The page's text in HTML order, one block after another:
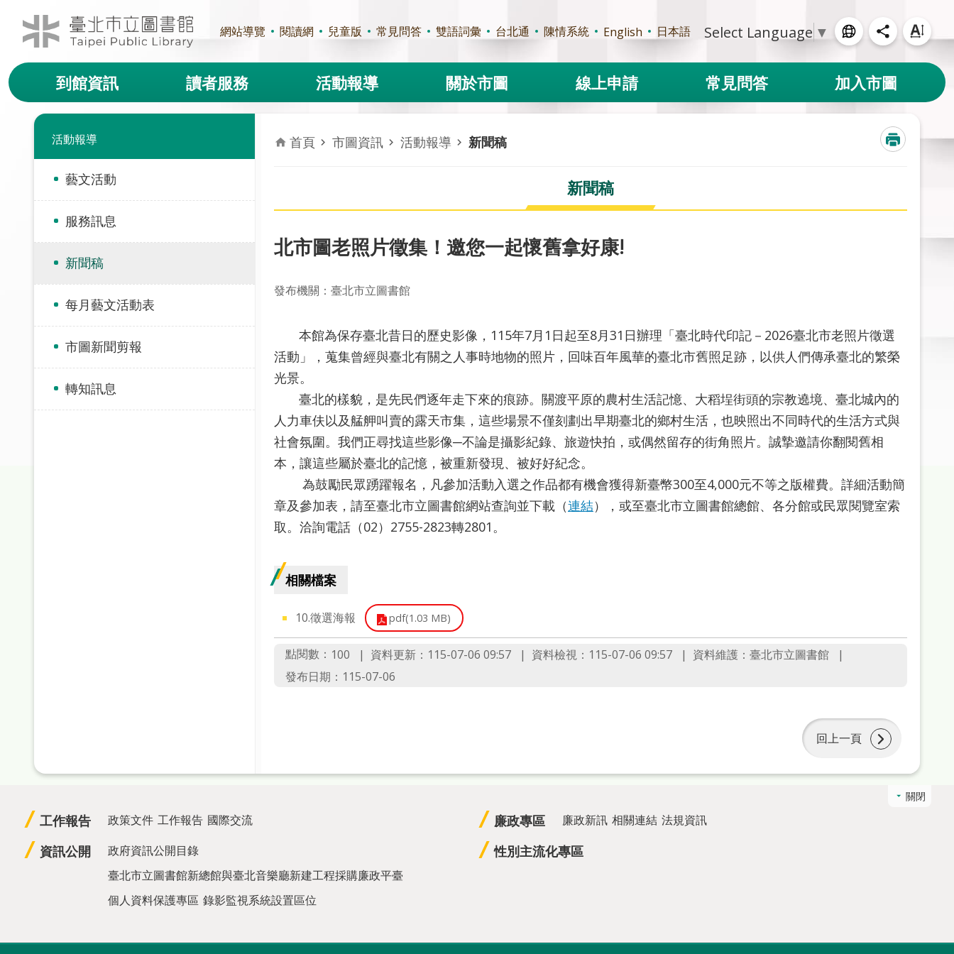
跳到主要內容區塊
網站導覽 閱讀網 兒童版 常見問答 雙語詞彙 台北通 陳情系統 English 日本語 Select Language ▼
到館資訊 讀者服務 活動報導 關於市圖 線上申請 常見問答 加入市圖
活動報導
藝文活動
服務訊息
新聞稿
每月藝文活動表
市圖新聞剪報
轉知訊息
首頁 市圖資訊 活動報導 新聞稿
新聞稿
北市圖老照片徵集！邀您一起懷舊拿好康!
發布機關：臺北市立圖書館
本館為保存臺北昔日的歷史影像，115年7月1日起至8月31日辦理「臺北時代印記－2026臺北市老照片徵選
活動」，蒐集曾經與臺北有關之人事時地物的照片，回味百年風華的臺北市舊照足跡，以供人們傳承臺北的繁榮
光景。
臺北的樣貌，是先民們逐年走下來的痕跡。關渡平原的農村生活記憶、大稻埕街頭的宗教遶境、臺北城內的
人力車伕以及艋舺叫賣的露天市集，這些場景不僅刻劃出早期臺北的鄉村生活，也映照出不同時代的生活方式與
社會氛圍。我們正尋找這些影像─不論是攝影紀錄、旅遊快拍，或偶然留存的街角照片。誠摯邀請你翻閱舊相
本，讓這些屬於臺北的記憶，被重新發現、被好好紀念。
為鼓勵民眾踴躍報名，凡參加活動入選之作品都有機會獲得新臺幣300至4,000元不等之版權費。詳細活動簡
章及參加表，請至臺北市立圖書館網站查詢並下載（連結），或至臺北市立圖書館總館、各分館或民眾閱覽室索
取。洽詢電話（02）2755-2823轉2801。
相關檔案
10.徵選海報 pdf(1.03 MB)
點閱數： 100 資料更新：115-07-06 09:57 資料檢視：115-07-06 09:57
資料維護：臺北市立圖書館
發布日期：115-07-06
回上一頁
關閉
工作報告 政策文件 工作報告 國際交流
資訊公開
政府資訊公開目錄
臺北市立圖書館新總館與臺北音樂廳新建工程採購廉政平臺
個人資料保護專區 錄影監視系統設置區位
廉政專區 廉政新訊 相關連結 法規資訊
性別主流化專區